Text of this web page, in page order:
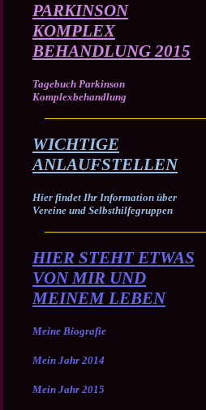
PARKINSON
KOMPLEX
BEHANDLUNG 2015
Tagebuch Parkinson
Komplexbehandlung
WICHTIGE
ANLAUFSTELLEN
Hier findet Ihr Information über
Vereine und Selbsthilfegruppen
HIER STEHT ETWAS
VON MIR UND
MEINEM LEBEN
Meine Biografie
Mein Jahr 2014
Mein Jahr 2015